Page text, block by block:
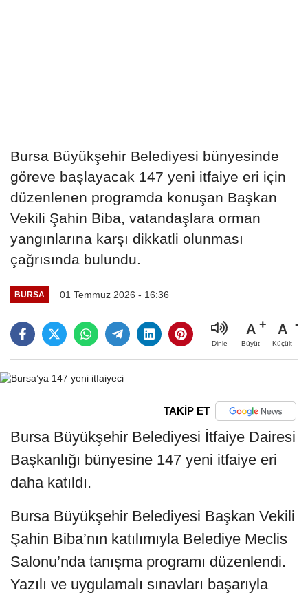
Bursa Büyükşehir Belediyesi bünyesinde
göreve başlayacak 147 yeni itfaiye eri için
düzenlenen programda konuşan Başkan
Vekili Şahin Biba, vatandaşlara orman
yangınlarına karşı dikkatli olunması
çağrısında bulundu.
BURSA 01 Temmuz 2026 - 16:36
Dinle
A
Büyüt
A
Küçült
TAKİP ET
Bursa Büyükşehir Belediyesi İtfaiye Dairesi
Başkanlığı bünyesine 147 yeni itfaiye eri
daha katıldı.
Bursa Büyükşehir Belediyesi Başkan Vekili
Şahin Biba’nın katılımıyla Belediye Meclis
Salonu’nda tanışma programı düzenlendi.
Yazılı ve uygulamalı sınavları başarıyla